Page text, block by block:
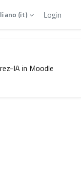
‎(it)‎ Login
IA in Moodle